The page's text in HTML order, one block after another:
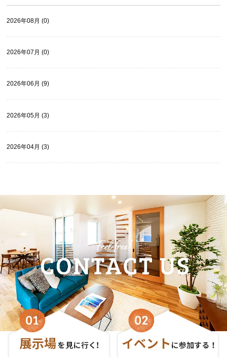
2026年08月 (0)
2026年07月 (0)
2026年06月 (9)
2026年05月 (3)
2026年04月 (3)